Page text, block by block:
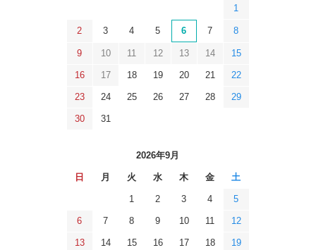
1
2 3 4 5 6 7 8
9 10 11 12 13 14 15
16 17 18 19 20 21 22
23 24 25 26 27 28 29
30 31
2026年9月
日 月 火 水 木 金 土
1 2 3 4 5
6 7 8 9 10 11 12
13 14 15 16 17 18 19